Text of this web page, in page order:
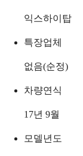
익스하이탑
특장업체
없음(순정)
차량연식
17년 9월
모델년도